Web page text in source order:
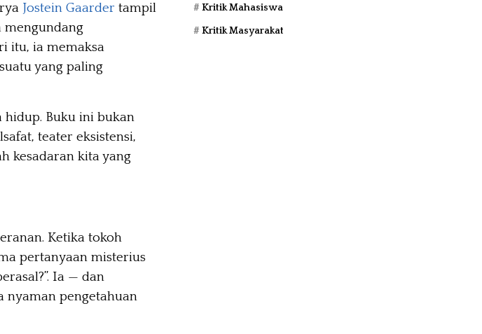
Jostein Gaarder tampil
mengundang
itu, ia memaksa
yang paling
Buku ini bukan
teater eksistensi,
kesadaran kita yang
Ketika tokoh
pertanyaan misterius
Ia — dan
pengetahuan
Kritik Mahasiswa
Kritik Masyarakat